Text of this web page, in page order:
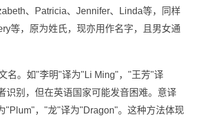
、Patricia、Jennifer、Linda等，同样
等，原为姓氏，现亦用作名字，且男女通
名。如"李明"译为"Li Ming"，"王芳"译
识别，但在英语国家可能发音困难。意译
"Plum"，"龙"译为"Dragon"。这种方法体现